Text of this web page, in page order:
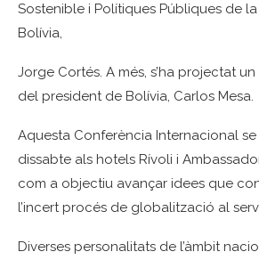
Sostenible i Polítiques Públiques de
Bolívia,
Jorge Cortés. A més, s’ha projectat
del president de Bolívia, Carlos Mesa.
Aquesta Conferència Internacional
dissabte als hotels Rívoli i
com a objectiu avançar idees que
l’incert procés de globalització al
Diverses personalitats de l’àmbit